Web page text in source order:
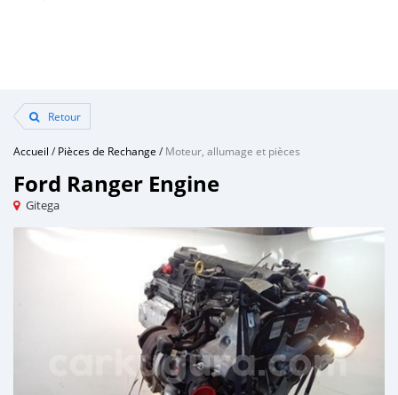
Retour
Accueil /Pièces de Rechange /Moteur, allumage et pièces
Ford Ranger Engine
Gitega